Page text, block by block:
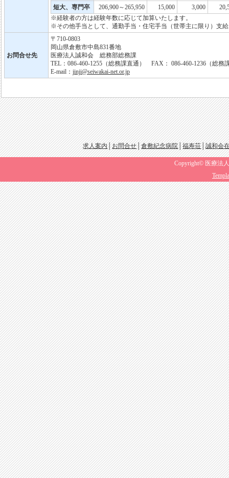
短大、専門卒
206,900～265,950 15,000 3,000
※経験者の方は経験年数に応じて加算いたします。
※その他手当として、通勤手当・住宅手当（世帯主に限り）支
お問合せ先
〒710-0803
岡山県倉敷市中島831番地
医療法人誠和会 総務部総務課
TEL：086-460-1255（総務課直通） FAX： 086-460-1236（総務
E-mail： jinji@seiwakai-net.or.jp
求人案内│お問合せ│倉敷紀念病院│福寿荘│誠和会
Copyright© 医療法